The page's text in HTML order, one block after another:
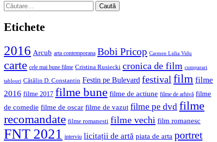
Caută
după:
Etichete
2016 Arcub arta contemporana Bobi Pricop Carmen Lidia Vidu
carte cele mai bune filme Cristina Rusiecki cronica de film cumparari
tablouri Cătălin D. Constantin Festin pe Bulevard festival film filme
2016 filme 2017 filme bune filme de actiune filme de arhivă filme
de comedie filme de oscar filme de vazut filme pe dvd filme
recomandate filme romanesti filme vechi film romanesc
FNT 2021 interviu licitații de artă piata de arta portret